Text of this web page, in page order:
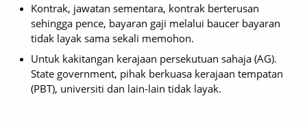
Kontrak, jawatan sementara, kontrak berterusan
sehingga pence, bayaran gaji melalui baucer bayaran
tidak layak sama sekali memohon.
Untuk kakitangan kerajaan persekutuan sahaja (AG).
State government, pihak berkuasa kerajaan tempatan
(PBT), universiti dan lain-lain tidak layak.